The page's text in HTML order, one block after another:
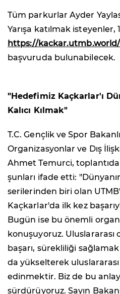
Tüm parkurlar Ayder
Yarışa katılmak
https://
başvuruda bulunabilecek.
"Hedefimiz Kaçkarlar'ı
Kalıcı Kılmak"
T.C. Gençlik ve Spor
Organizasyonlar ve Dış
Ahmet Temurci,
şunları ifade etti:
serilerinden biri olan
Kaçkarlar'da ilk kez
Bugün ise bu önemli
konuşuyoruz. Uluslararası
başarı, sürekliliği
da yükselterek
edinmektir. Biz de bu
sürdürüyoruz. Sayın